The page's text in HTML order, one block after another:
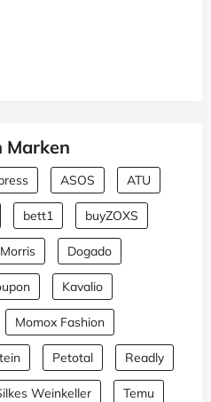
Marken
ASOS ATU
bett1 buyZOXS
Dogado
Kavalio
Momox Fashion
Petotal Readly
Weinkeller Temu